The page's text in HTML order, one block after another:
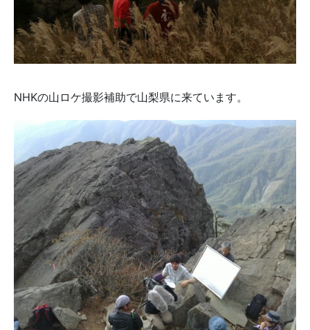
NHKの山ロケ撮影補助で山梨県に来ています。